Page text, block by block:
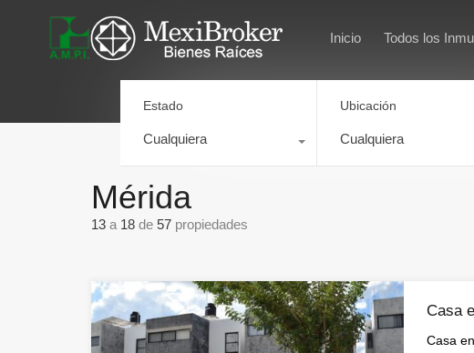
Inicio Todos los
Estado
Cualquiera
Ubicación
Cualquiera
Mérida
13 a 18 de 57 propiedades
Casa
Casa